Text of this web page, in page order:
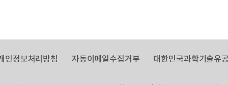
인정보처리방침 자동이메일수집거부 대한민국과학기술유